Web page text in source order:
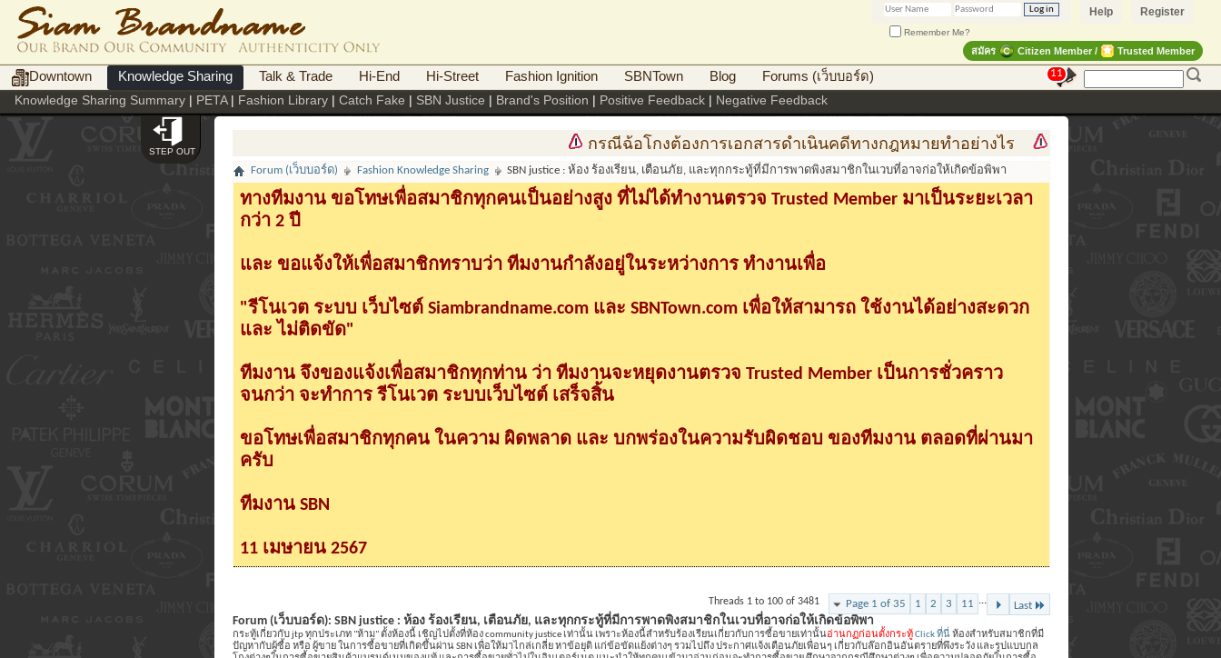
Register
Help
Remember Me?
สมัคร Citizen Member / Trusted Member
Downtown Knowledge Sharing Talk & Trade Hi-End Hi-Street Fashion Ignition SBNTown Blog Forums (เว็บบอร์ด) 11
Knowledge Sharing Summary | PETA| Fashion Library | Catch Fake | SBN Justice | Brand's Position | Positive Feedback | Negative Feedback
STEP OUT กรณีฉ้อโกงต้องการเอกสารดำเนินคดีทางกฎหมายทำอย่างไร การสร้าง สินค้าแฟชั่น สู่สินค้าแ
Forum (เว็บบอร์ด) Fashion Knowledge Sharing SBN justice : ห้อง ร้องเรียน, เตือนภัย, และทุกกระทู้ที่มีการพาดพิงสมาชิกในเวบที่อาจก่อให้เกิดข้อพิพา
ทางทีมงาน ขอโทษเพื่อสมาชิกทุกคนเป็นอย่างสูง ที่ไม่ได้ทำงานตรวจ Trusted Member มาเป็นระยะเวลา
กว่า 2 ปี
และ ขอแจ้งให้เพื่อสมาชิกทราบว่า ทีมงานกำลังอยู่ในระหว่างการ ทำงานเพื่อ
"รีโนเวต ระบบ เว็บไซต์ Siambrandname.com และ SBNTown.com เพื่อให้สามารถ ใช้งานได้อย่างสะดวก
และ ไม่ติดขัด"
ทีมงาน จึงของแจ้งเพื่อสมาชิกทุกท่าน ว่า ทีมงานจะหยุดงานตรวจ Trusted Member เป็นการชั่วคราว
จนกว่า จะทำการ รีโนเวต ระบบเว็บไซต์ เสร็จสิ้น
ขอโทษเพื่อสมาชิกทุกคน ในความ ผิดพลาด และ บกพร่องในความรับผิดชอบ ของทีมงาน ตลอดที่ผ่านมา
ครับ
ทีมงาน SBN
11 เมษายน 2567
Page 1 of 35 1 2 3 11 ... Last
Threads 1 to 100 of 3481
Forum (เว็บบอร์ด): SBN justice : ห้อง ร้องเรียน, เตือนภัย, และทุกกระทู้ที่มีการพาดพิงสมาชิกในเวบที่อาจก่อให้เกิดข้อพิพา
กระทู้เกี่ยวกับ jtp ทุกประเภท "ห้าม" ตั้งห้องนี้ เชิญไปตั้งที่ห้อง community justice เท่านั้น เพราะห้องนี้สำหรับร้องเรียนเกี่ยวกับการซื้อขายเท่านั้นอ่านกฏก่อนตั้งกระทู้Click ที่นี่ ห้องสำหรับสมาชิกที่มี
ปัญหากับผู้ซื้อ หรือ ผู้ขาย ในการซื้อขายที่เกิดขึ้นผ่าน SBN เพื่อให้มาไกล่เกลี่ย หาข้อยุติ แก่ข้อขัดแย้งต่างๆ รวมไปถึง ประกาศแจ้งเตือนภัยเพื่อนๆ เกี่ยวกับล๊อกอินอันตรายที่พึงระวัง และรูปแบบกล